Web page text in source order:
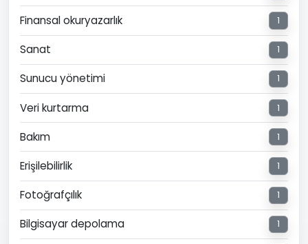
Finansal okuryazarlık 1
Sanat 1
Sunucu yönetimi 1
Veri kurtarma 1
Bakım 1
Erişilebilirlik 1
Fotoğrafçılık 1
Bilgisayar depolama 1